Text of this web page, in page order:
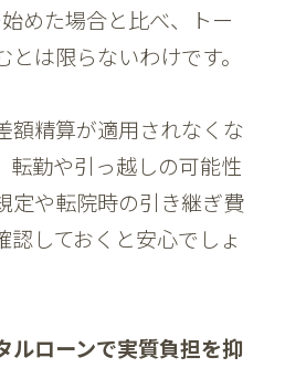
めた場合と比べ、トー
は限らないわけです。
額精算が適用されなくな
転勤や引っ越しの可能性
定や転院時の引き継ぎ費
認しておくと安心でしょ
ルローンで実質負担を抑